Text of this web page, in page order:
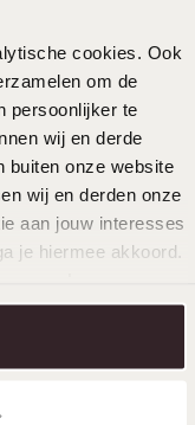
cookies. Ook
om de
persoonlijker te
wij en derde
buiten onze website
wij en derden onze
aan jouw interesses
je hiermee akkoord.
von